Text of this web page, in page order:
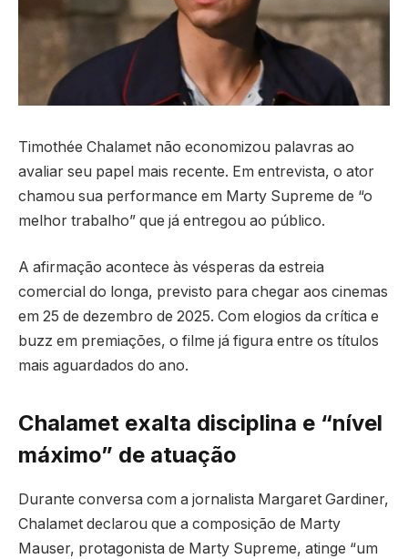
Timothée Chalamet não economizou palavras ao
avaliar seu papel mais recente. Em entrevista, o ator
chamou sua performance em Marty Supreme de “o
melhor trabalho” que já entregou ao público.
A afirmação acontece às vésperas da estreia
comercial do longa, previsto para chegar aos cinemas
em 25 de dezembro de 2025. Com elogios da crítica e
buzz em premiações, o filme já figura entre os títulos
mais aguardados do ano.
Chalamet exalta disciplina e “nível
máximo” de atuação
Durante conversa com a jornalista Margaret Gardiner,
Chalamet declarou que a composição de Marty
Mauser, protagonista de Marty Supreme, atinge “um